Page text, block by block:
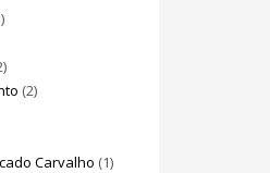
(2)
Carvalho (1)